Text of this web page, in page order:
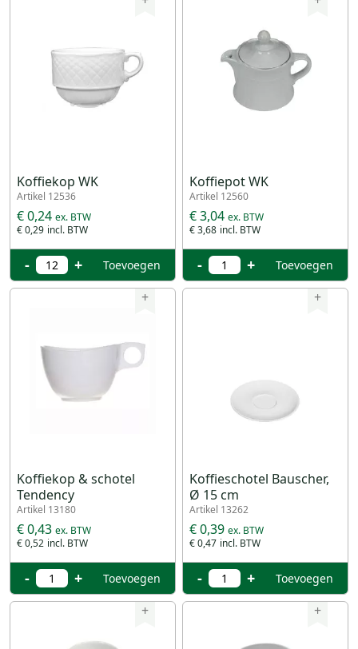
Koffiekop WK
Artikel 12536
€ 0,29
€ 0,24
- + Toevoegen
Koffiepot WK
Artikel 12560
€ 3,68
€ 3,04
- + Toevoegen
+
Koffiekop & schotel
Tendency
Artikel 13180
€ 0,52
€ 0,43
- + Toevoegen
+
Koffieschotel Bauscher,
Ø 15 cm
Artikel 13262
€ 0,47
€ 0,39
- + Toevoegen
+ +